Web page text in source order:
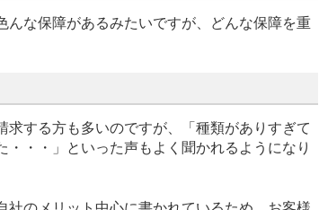
んな保障があるみたいですが、どんな保障を重
する方も多いのですが、「種類がありすぎて
・・」といった声もよく聞かれるようになり